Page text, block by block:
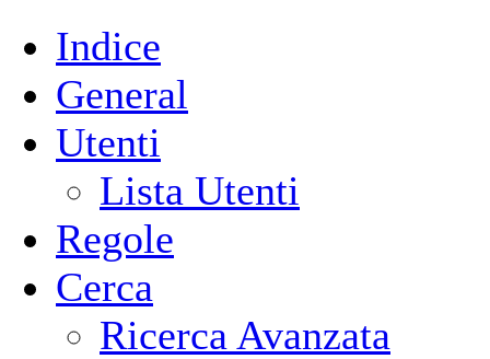
Indice
General
Utenti
Lista Utenti
Regole
Cerca
Ricerca Avanzata